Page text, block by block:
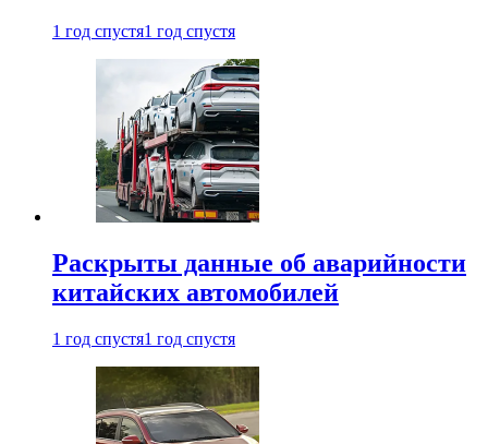
1 год спустя1 год спустя
Раскрыты данные об аварийности
китайских автомобилей
1 год спустя1 год спустя